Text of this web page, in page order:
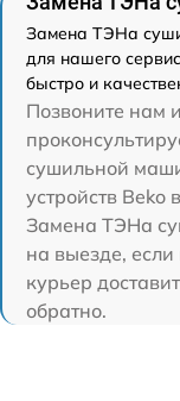
Замена ТЭНа
для нашего
быстро и
Позвоните нам
сушильной
устройств
Замена ТЭНа
на выезде,
курьер
обратно.